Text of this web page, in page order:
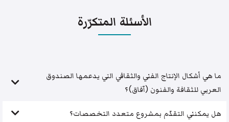
الأسئلة المتكرّرة
ما هي أشكال الإنتاج الفني والثقافي التي يدعمها الصندوق
العربي للثقافة والفنون (آفاق)؟
هل يمكنني التقدّم بمشروع متعدد التخصصات؟